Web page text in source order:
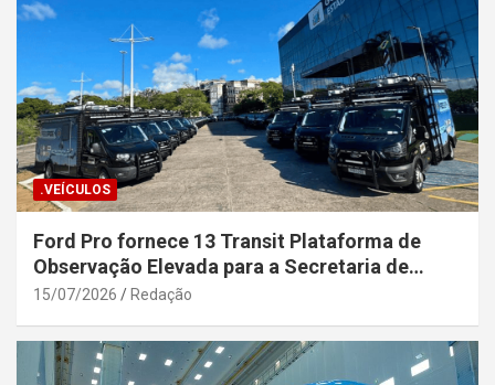
.VEÍCULOS
Ford Pro fornece 13 Transit Plataforma de
Observação Elevada para a Secretaria de
Segurança Pública da Bahia
15/07/2026 Redação